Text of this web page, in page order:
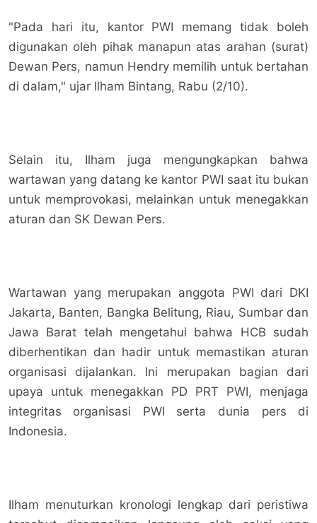
"Pada hari itu, kantor PWI memang tidak boleh
digunakan oleh pihak manapun atas arahan (surat)
Dewan Pers, namun Hendry memilih untuk bertahan
di dalam," ujar Ilham Bintang, Rabu (2/10).
Selain itu, Ilham juga mengungkapkan bahwa
wartawan yang datang ke kantor PWI saat itu bukan
untuk memprovokasi, melainkan untuk menegakkan
aturan dan SK Dewan Pers.
Wartawan yang merupakan anggota PWI dari DKI
Jakarta, Banten, Bangka Belitung, Riau, Sumbar dan
Jawa Barat telah mengetahui bahwa HCB sudah
diberhentikan dan hadir untuk memastikan aturan
organisasi dijalankan. Ini merupakan bagian dari
upaya untuk menegakkan PD PRT PWI, menjaga
integritas organisasi PWI serta dunia pers di
Indonesia.
Ilham menuturkan kronologi lengkap dari peristiwa